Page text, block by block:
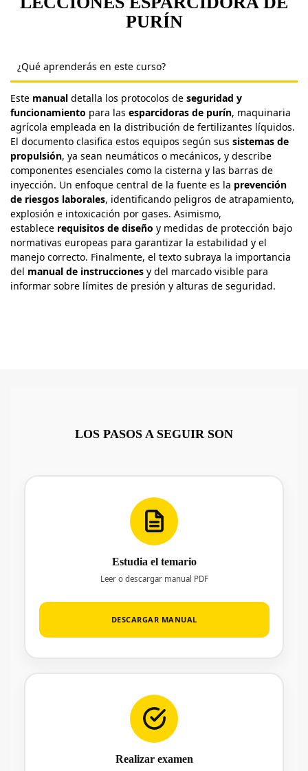
PURÍN
¿Qué aprenderás en este curso?
Este manual detalla los protocolos de seguridad y
funcionamiento para las esparcidoras de purín, maquinaria
agrícola empleada en la distribución de fertilizantes líquidos.
El documento clasifica estos equipos según sus sistemas de
propulsión, ya sean neumáticos o mecánicos, y describe
componentes esenciales como la cisterna y las barras de
inyección. Un enfoque central de la fuente es la prevención
de riesgos laborales, identificando peligros de atrapamiento,
explosión e intoxicación por gases. Asimismo,
establece requisitos de diseño y medidas de protección bajo
normativas europeas para garantizar la estabilidad y el
manejo correcto. Finalmente, el texto subraya la importancia
del manual de instrucciones y del marcado visible para
informar sobre límites de presión y alturas de seguridad.
LOS PASOS A SEGUIR SON
Estudia el temario
Leer o descargar manual PDF
DESCARGAR MANUAL
Realizar examen